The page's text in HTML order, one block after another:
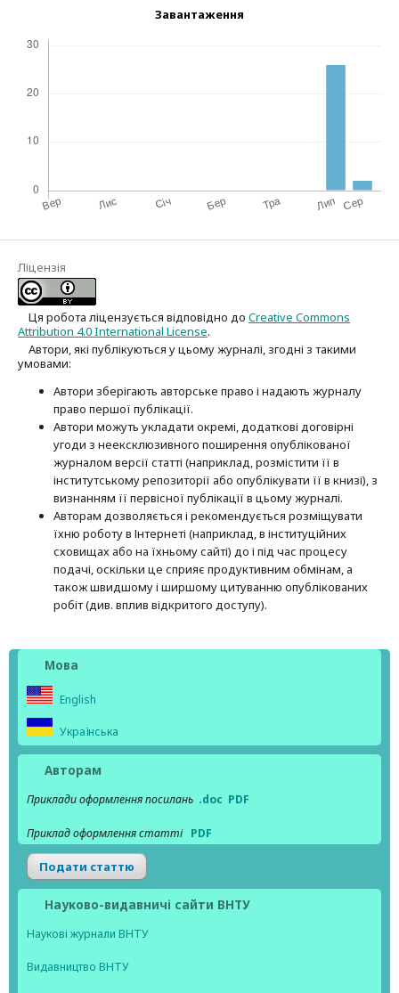
Завантаження
Ліцензія
Ця робота ліцензується відповідно до Creative Commons
Attribution 4.0 International License.
Автори, які публікуються у цьому журналі, згодні з такими
умовами:
Автори зберігають авторське право і надають журналу
право першої публі­кації.
Автори можуть укладати окремі, додат­кові договірні
угоди з неексклюзив­ного поширення опублікованої
журналом версії статті (наприклад, розмістити її в
інститутському репозиторії або опубліку­вати її в книзі), з
визнанням її первісної публікації в цьому журналі.
Авторам дозволяється і рекомендується розміщувати
їхню роботу в Інтернеті (наприклад, в інституційних
сховищах або на їхньому сайті) до і під час процесу
подачі, оскільки це сприяє продуктивним обмінам, а
також швидшому і ширшому цитуванню опубліко­ва­них
робіт (див. вплив відкритого доступу).
Мова
English
Українська
Авторам
Приклади оформлення посилань .doc PDF
Приклад оформлення статті PDF
Подати статтю
Науково-видавничі сайти ВНТУ
Наукові журнали ВНТУ
Видавництво ВНТУ